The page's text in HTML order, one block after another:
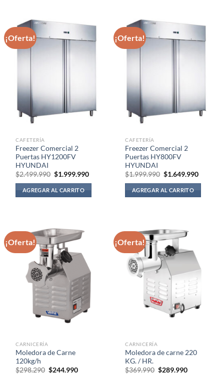
¡Oferta!
CAFETERÍA
Freezer Comercial 2
Puertas HY1200FV
HYUNDAI
$2.499.990 El
original
era:
$2.499.990.
$1.999.990El
$1.999.990.
AGREGAR AL CARRITO
¡Oferta!
CAFETERÍA
Freezer Comercial 2
Puertas HY800FV
HYUNDAI
$1.999.990 El
original
era:
$1.999.990.
$1.649.990El
AGREGAR AL CARRITO
¡Oferta!
CARNICERÍA
Moledora de Carne
120kg/h
$298.290 El
$244.990El
¡Oferta!
CARNICERÍA
Moledora de carne 220
KG. / HR.
$369.990 El
$289.990El